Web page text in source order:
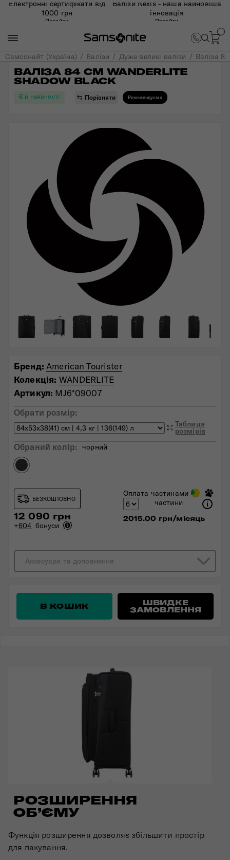
Електронні сертифікати від
1000 грн
Перейти
Валізи Nexis - наша найновіша
інновація
Перейти
Самсонайт (Україна) Валізи Дуже великі валізи Валіза
Бренд: American Tourister
Колекція: WANDERLITE
Артикул: MJ6*09007
Обрати розмір:
Таблиця
розмірів
Обраний колiр: чорний
БЕЗКОШТОВНО
12 090 грн
+604 бонуси
Оплата частинами
частини
2015.00 грн/місяць
Аксесуари та доповнення
В КОШИК ШВИДКЕ
ЗАМОВЛЕННЯ
Є в наявності Порівняти Рекомендуємо
ВАЛІЗА 84 СМ WANDERLITE
SHADOW BLACK
РОЗШИРЕННЯ
ОБ’ЄМУ
Функція розширення дозволяє збільшити простір
для пакування.